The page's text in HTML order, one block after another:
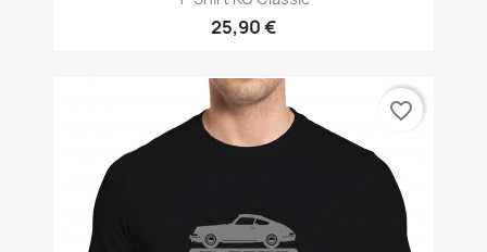
25,90 €
favorite_border